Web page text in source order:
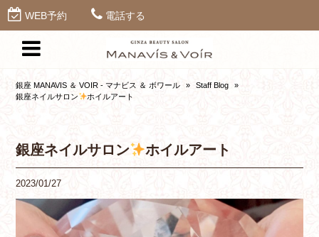
WEB予約 電話する
銀座 MANAVIS ＆ VOIR - マナビス ＆ ボワール » Staff Blog
»
銀座ネイルサロン
ホイルアート
銀座ネイルサロン ホイルアート
2023/01/27